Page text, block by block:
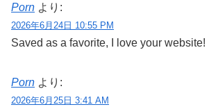
Porn より:
2026年6月24日 10:55 PM
Saved as a favorite, I love your website!
Porn より:
2026年6月25日 3:41 AM